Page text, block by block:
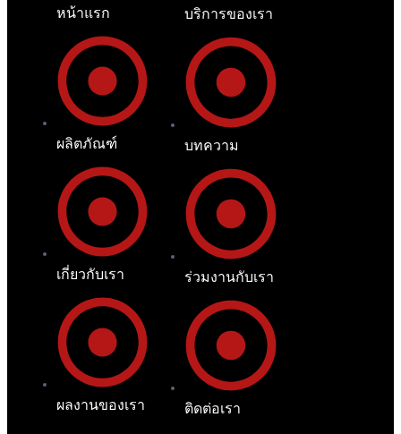
หน้าแรก
ผลิตภัณฑ์
เกี่ยวกับเรา
ผลงานของเรา
บริการของเรา
บทความ
ร่วมงานกับเรา
ติดต่อเรา